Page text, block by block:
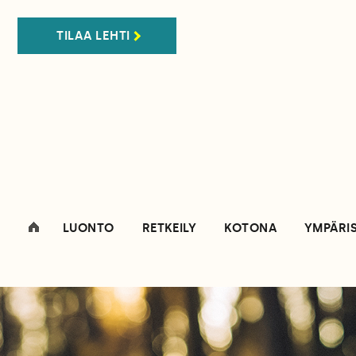
TILAA LEHTI
LUONTO RETKEILY KOTONA